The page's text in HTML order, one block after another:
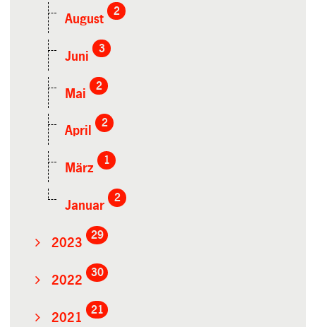
August
2
Juni
3
Mai
2
April
2
März
1
Januar
2
2023
29
2022
30
2021
21